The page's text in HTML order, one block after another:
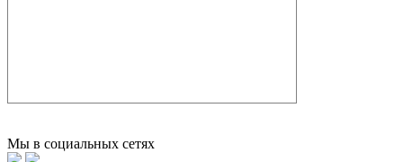
Мы в социальных сетях